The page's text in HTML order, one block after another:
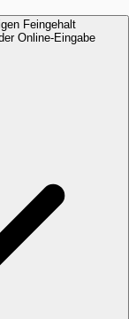
Feingehalt
Online-Eingabe